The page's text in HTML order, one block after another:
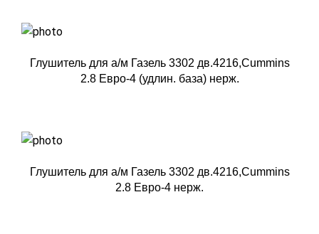
Глушитель для а/м Газель 3302 дв.4216,Cummins
2.8 Евро-4 (удлин. база) нерж.
Глушитель для а/м Газель 3302 дв.4216,Cummins
2.8 Евро-4 нерж.